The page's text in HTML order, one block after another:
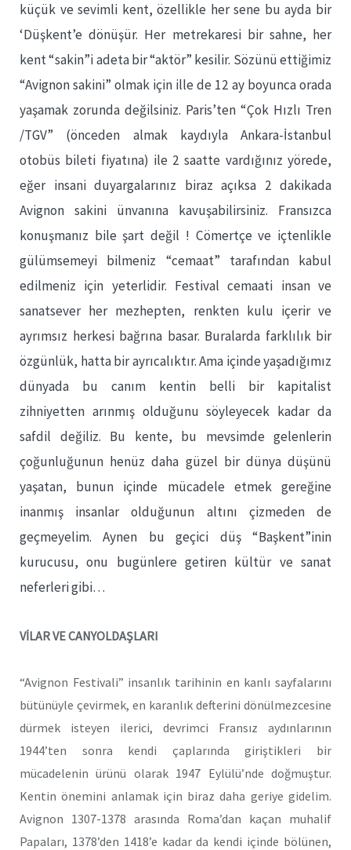
küçük ve sevimli kent, özellikle her sene bu ayda bir
‘Düşkent’e dönüşür. Her metrekaresi bir sahne, her
kent “sakin”i adeta bir “aktör” kesilir. Sözünü ettiğimiz
“Avignon sakini” olmak için ille de 12 ay boyunca orada
yaşamak zorunda değilsiniz. Paris’ten “Çok Hızlı Tren
/TGV” (önceden almak kaydıyla Ankara-İstanbul
otobüs bileti fiyatına) ile 2 saatte vardığınız yörede,
eğer insani duyargalarınız biraz açıksa 2 dakikada
Avignon sakini ünvanına kavuşabilirsiniz. Fransızca
konuşmanız bile şart değil ! Cömertçe ve içtenlikle
gülümsemeyi bilmeniz “cemaat” tarafından kabul
edilmeniz için yeterlidir. Festival cemaati insan ve
sanatsever her mezhepten, renkten kulu içerir ve
ayrımsız herkesi bağrına basar. Buralarda farklılık bir
özgünlük, hatta bir ayrıcalıktır. Ama içinde yaşadığımız
dünyada bu canım kentin belli bir kapitalist
zihniyetten arınmış olduğunu söyleyecek kadar da
safdil değiliz. Bu kente, bu mevsimde gelenlerin
çoğunluğunun henüz daha güzel bir dünya düşünü
yaşatan, bunun içinde mücadele etmek gereğine
inanmış insanlar olduğunun altını çizmeden de
geçmeyelim. Aynen bu geçici düş “Başkent”inin
kurucusu, onu bugünlere getiren kültür ve sanat
neferleri gibi…
VİLAR VE CANYOLDAŞLARI
“Avignon Festivali” insanlık tarihinin en kanlı sayfalarını
bütünüyle çevirmek, en karanlık defterini dönülmezcesine
dürmek isteyen ilerici, devrimci Fransız aydınlarının
1944’ten sonra kendi çaplarında giriştikleri bir
mücadelenin ürünü olarak 1947 Eylülü’nde doğmuştur.
Kentin önemini anlamak için biraz daha geriye gidelim.
Avignon 1307-1378 arasında Roma’dan kaçan muhalif
Papaları, 1378’den 1418’e kadar da kendi içinde bölünen,